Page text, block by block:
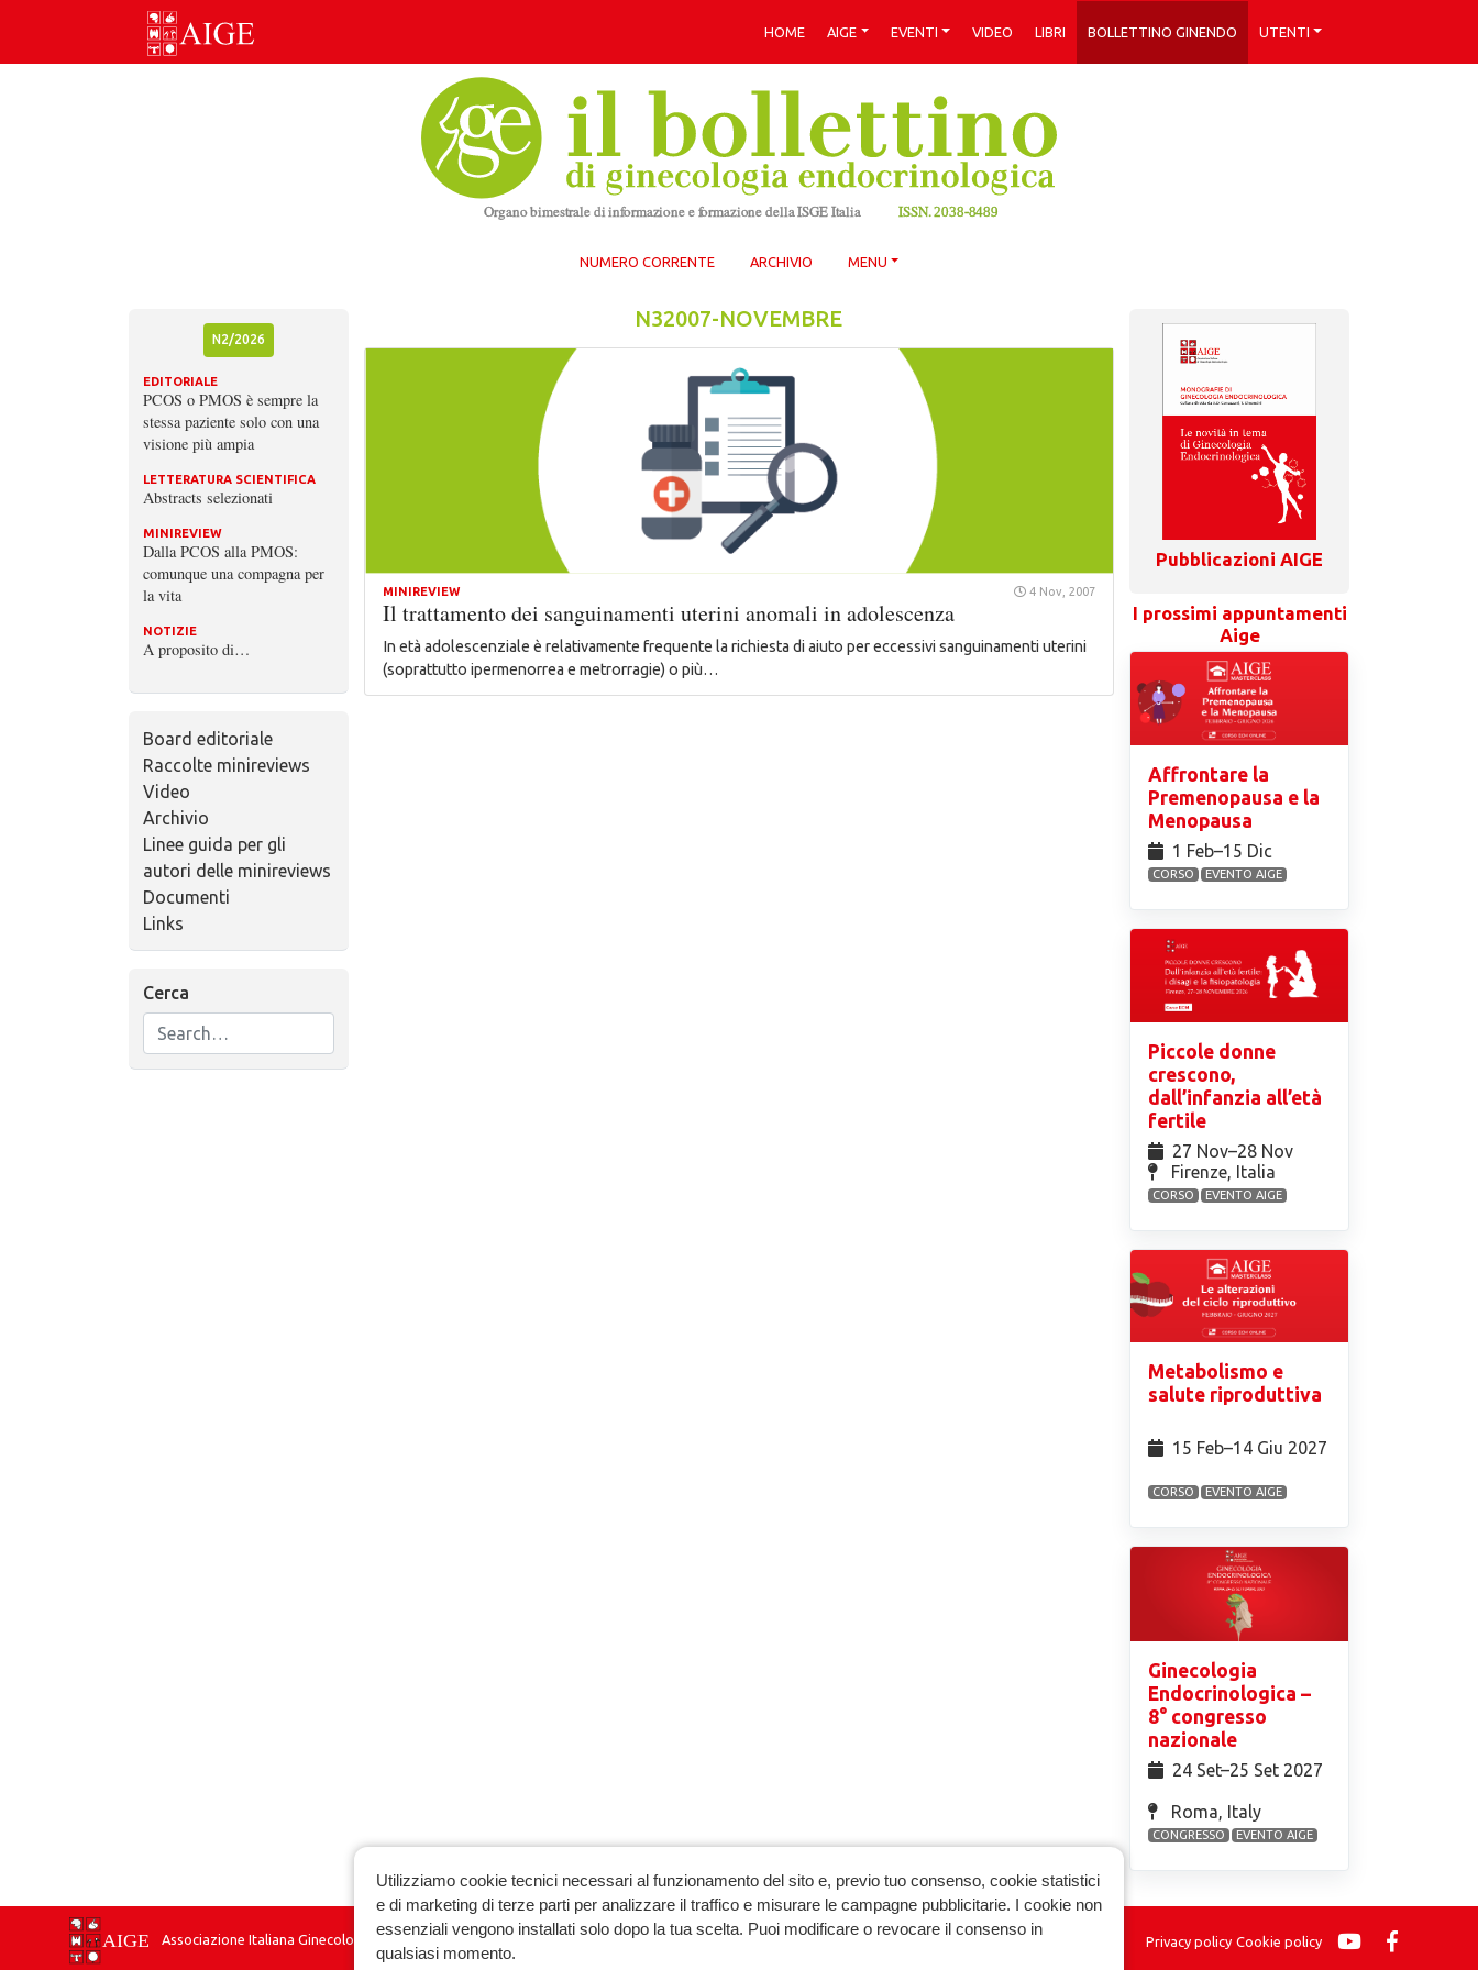
Skip
HOME AIGE EVENTI VIDEO LIBRI BOLLETTINO GINENDO UTENTI
NUMERO CORRENTE ARCHIVIO MENU
N2/2026
EDITORIALE
PCOS o PMOS è sempre la
stessa paziente solo con una
visione più ampia
LETTERATURA SCIENTIFICA
Abstracts selezionati
MINIREVIEW
Dalla PCOS alla PMOS:
comunque una compagna per
la vita
NOTIZIE
A proposito di…
Board editoriale
Raccolte minireviews
Video
Archivio
Linee guida per gli
autori delle minireviews
Documenti
Links
Cerca
N32007-NOVEMBRE
MINIREVIEW 4 Nov, 2007
Il trattamento dei sanguinamenti uterini anomali in adolescenza
In età adolescenziale è relativamente frequente la richiesta di aiuto per eccessivi sanguinamenti uterini
(soprattutto ipermenorrea e metrorragie) o più…
Pubblicazioni AIGE
I prossimi appuntamenti
Aige
Affrontare la
Premenopausa e la
Menopausa
1 Feb⁠–15 Dic
CORSO EVENTO AIGE
Piccole donne
crescono,
dall’infanzia all’età
fertile
27 Nov⁠–28 Nov
Firenze, Italia
CORSO EVENTO AIGE
Metabolismo e
salute riproduttiva
15 Feb⁠–14 Giu 2027
CORSO EVENTO AIGE
Ginecologia
Endocrinologica –
8° congresso
nazionale
24 Set⁠–25 Set 2027
Roma, Italy
CONGRESSO EVENTO AIGE
Associazione Italiana Ginecologia Endocrinologica Privacy policy Cookie policy
Utilizziamo cookie tecnici necessari al funzionamento del sito e, previo tuo consenso, cookie statistici
e di marketing di terze parti per analizzare il traffico e misurare le campagne pubblicitarie. I cookie non
essenziali vengono installati solo dopo la tua scelta. Puoi modificare o revocare il consenso in
qualsiasi momento.